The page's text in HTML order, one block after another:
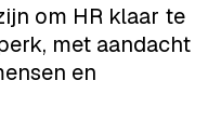
om HR klaar te
met aandacht
en